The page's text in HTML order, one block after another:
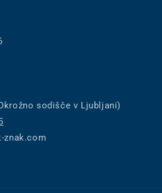
sodišče v Ljubljani)
znak.com